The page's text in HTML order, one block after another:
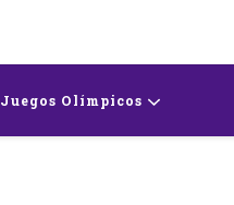
Juegos Olímpicos